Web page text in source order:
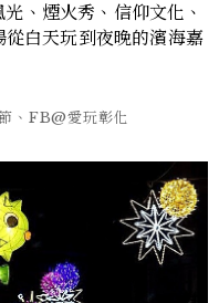
、煙火秀、信仰文化、
白天玩到夜晚的濱海嘉
FB@愛玩彰化